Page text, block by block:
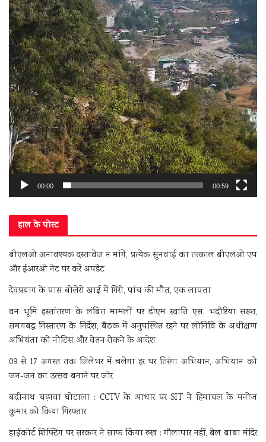
00:00 00:59
हाल के पोस्ट
बीएलओ अनावश्यक दस्तावेज न मांगें, प्रत्येक सुनवाई का तत्काल बीएलओ एप
और ईआरओ नेट पर करें अपडेट
देवप्रयाग के पास बोलेरो खाई में गिरी, पांच की मौत, एक लापता
वन भूमि हस्तांतरण के लंबित मामलों पर डीएम स्वाति एस. भदौरिया सख्त,
समयबद्ध निस्तारण के निर्देश, बैठक में अनुपस्थित रहने पर लोनिवि के अधीक्षण
अभियंता को नोटिस और वेतन रोकने के आदेश
09 से 17 अगस्त तक जिलेभर में चलेगा हर घर तिरंगा अभियान, अभियान को
जन-जन का उत्सव बनाने पर जोर
बद्रीनाथ चढ़ावा घोटाला : CCTV के आधार पर SIT ने हिमाचल के मनोज
कुमार को किया गिरफ्तार
हाईकोर्ट शिफ्टिंग पर सरकार ने साफ किया रुख : गौलापार नहीं, बेल बाबा मंदिर